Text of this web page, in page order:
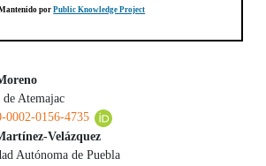
porPublic Knowledge Project
del artículo
Atemajac
0002-0156-4735
Velázquez
Autónoma de Puebla